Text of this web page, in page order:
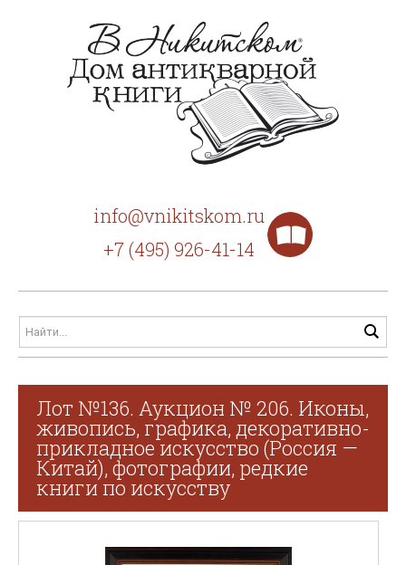
info@vnikitskom.ru
+7 (495) 926-41-14
Лот №136. Аукцион № 206. Иконы,
живопись, графика, декоративно-
прикладное искусство (Россия —
Китай), фотографии, редкие
книги по искусству